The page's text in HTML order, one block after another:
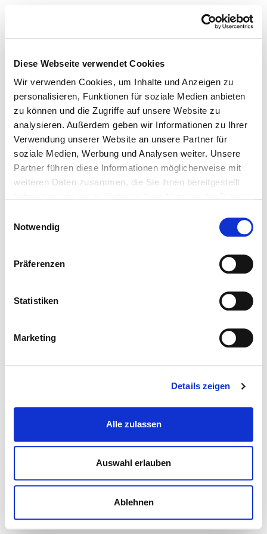
Diese Webseite verwendet Cookies
Wir verwenden Cookies, um Inhalte und Anzeigen zu
personalisieren, Funktionen für soziale Medien anbieten
zu können und die Zugriffe auf unsere Website zu
analysieren. Außerdem geben wir Informationen zu Ihrer
Verwendung unserer Website an unsere Partner für
soziale Medien, Werbung und Analysen weiter. Unsere
Partner führen diese Informationen möglicherweise mit
weiteren Daten zusammen, die Sie ihnen bereitgestellt
Notwendig
Präferenzen
Statistiken
Marketing
Details zeigen
Alle zulassen
Auswahl erlauben
Ablehnen